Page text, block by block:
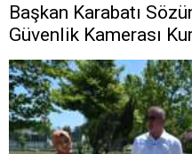
Başkan Karabatı
Güvenlik Kamerası